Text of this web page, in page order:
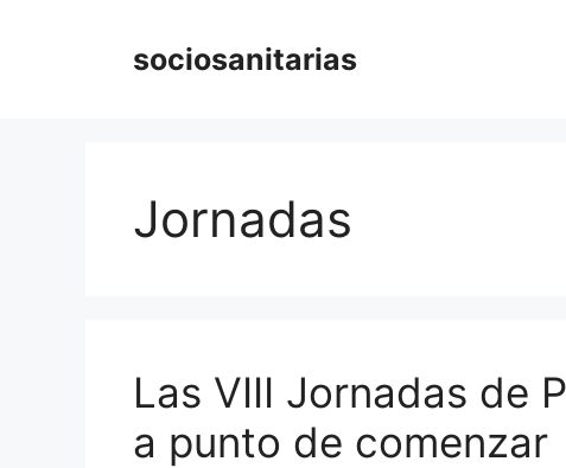
sociosanitarias
Jornadas
Las VIII Jornadas de
a punto de comenzar